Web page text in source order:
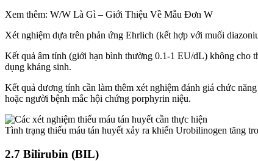
Xem thêm: W/W Là Gì – Giới Thiệu Về Mẫu Đơn W
Xét nghiệm dựa trên phản ứng Ehrlich (kết hợp với muối
Kết quả âm tính (giới hạn bình thường 0.1-1 EU/dL) không cho
dụng kháng sinh.
Kết quả dương tính cần làm thêm xét nghiệm đánh giá chức
hoặc người bệnh mắc hội chứng porphyrin niệu.
Tình trạng thiếu máu tán huyết xảy ra khiến Urobilinogen tăng
2.7 Bilirubin (BIL)